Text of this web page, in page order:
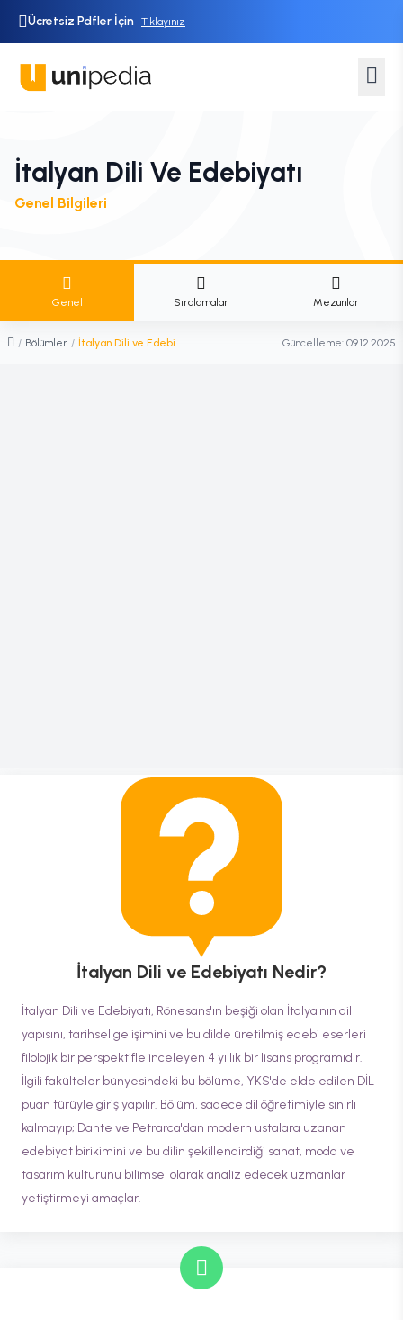
Ücretsiz Pdfler İçin Tıklayınız
İtalyan Dili Ve Edebiyatı
Genel Bilgileri
Genel Sıralamalar Mezunlar
/ Bölümler / İtalyan Dili ve Edebiyatı Güncelleme: 09.12.2025
İtalyan Dili ve Edebiyatı Nedir?
İtalyan Dili ve Edebiyatı, Rönesans'ın beşiği olan İtalya'nın dil
yapısını, tarihsel gelişimini ve bu dilde üretilmiş edebi eserleri
filolojik bir perspektifle inceleyen 4 yıllık bir lisans programıdır.
İlgili fakülteler bünyesindeki bu bölüme, YKS'de elde edilen DİL
puan türüyle giriş yapılır. Bölüm, sadece dil öğretimiyle sınırlı
kalmayıp; Dante ve Petrarca'dan modern ustalara uzanan
edebiyat birikimini ve bu dilin şekillendirdiği sanat, moda ve
tasarım kültürünü bilimsel olarak analiz edecek uzmanlar
yetiştirmeyi amaçlar.